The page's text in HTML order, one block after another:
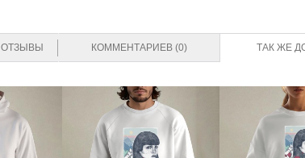
ОТЗЫВЫ КОММЕНТАРИЕВ (0) ТАК ЖЕ